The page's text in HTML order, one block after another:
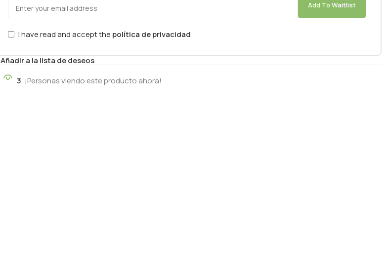
Add To Waitlist
I have read and accept the política de privacidad
Añadir a la lista de deseos
3 ¡Personas viendo este producto ahora!